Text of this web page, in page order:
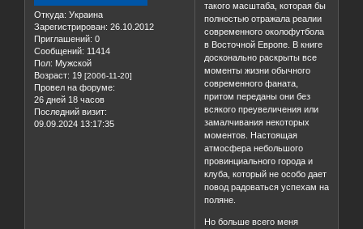
Откуда: Украина
Зарегистрирован: 26.10.2012
Приглашений: 0
Сообщений: 11414
Пол: Мужской
Возраст: 19 [2006-11-20]
Провел на форуме:
26 дней 18 часов
Последний визит:
09.09.2024 13:17:35
такого масштаба, которая бы
полностью отражала реалии
современного околофутбола
в Восточной Европе. В книге
досконально раскрыты все
моменты жизни обычного
современного фаната,
притом переданы они без
всякого преувеличения или
замалчивания некоторых
моментов. Настоящая
атмосфера небольшого
провинциального города и
клуба, который не особо дает
повод радоваться успехам на
поляне.
Но больше всего меня